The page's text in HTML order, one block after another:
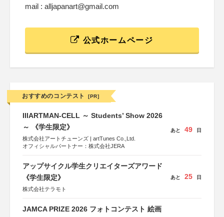
mail : alljapanart@gmail.com
公式ホームページ
おすすめのコンテスト [PR]
IIIARTMAN-CELL ～ Students’ Show 2026
～ 《学生限定》
株式会社アートチューンズ | artTunes Co.,Ltd.
オフィシャルパートナー：株式会社JERA
あと 49 日
アップサイクル学生クリエイターズアワード
《学生限定》
株式会社テラモト
あと 25 日
JAMCA PRIZE 2026 フォトコンテスト 絵画